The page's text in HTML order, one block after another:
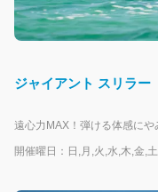
ジャイアント スリラー
開催曜日：日,月,火,水,木,金,土